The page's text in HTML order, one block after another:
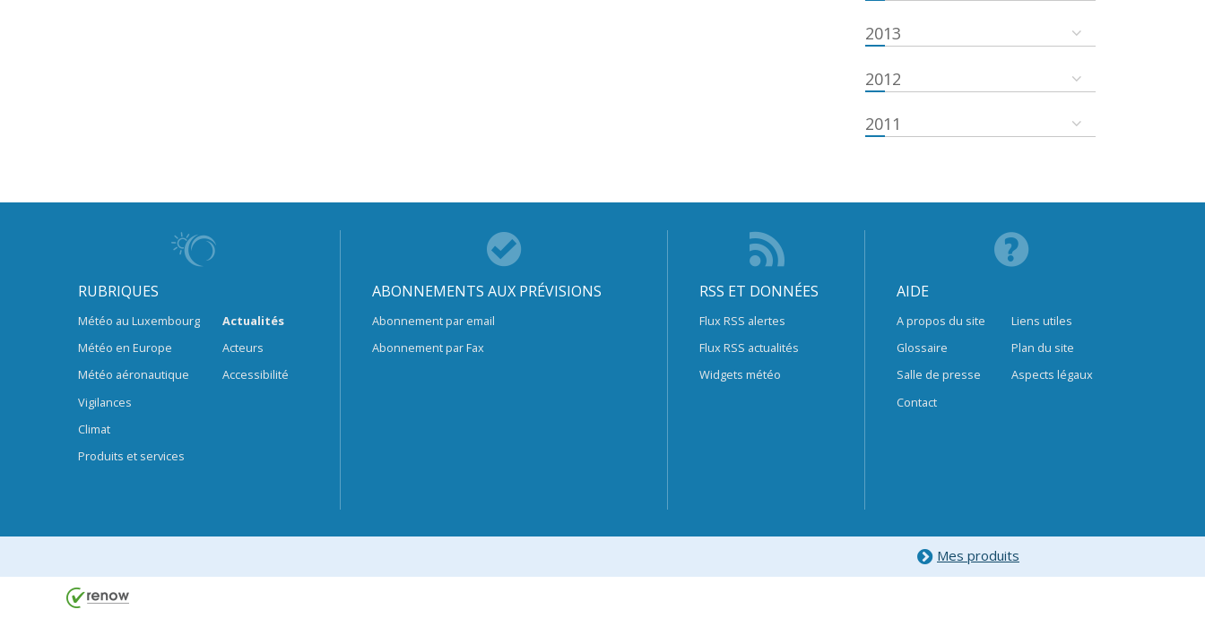
2013
2012
2011
RUBRIQUES
Météo au Luxembourg
Météo en Europe
Météo aéronautique
Vigilances
Climat
Produits et services
Actualités
Acteurs
Accessibilité
ABONNEMENTS AUX PRÉVISIONS
Abonnement par email
Abonnement par Fax
RSS ET DONNÉES
Flux RSS alertes
Flux RSS actualités
Widgets météo
AIDE
A propos du site
Glossaire
Salle de presse
Contact
Liens utiles
Plan du site
Aspects légaux
Mes produits